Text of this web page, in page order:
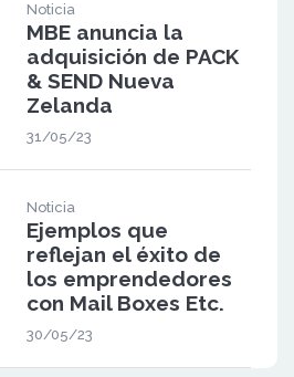
Noticia
MBE anuncia la
adquisición de PACK
& SEND Nueva
Zelanda
31/05/23
Noticia
Ejemplos que
reflejan el éxito de
los emprendedores
con Mail Boxes Etc.
30/05/23